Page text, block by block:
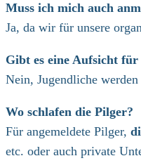
Muss ich mich auch
Ja, da wir für unsere
Gibt es eine Aufsicht für
Nein, Jugendliche
Wo schlafen die Pilger?
Für angemeldete Pilger,
etc. oder auch private